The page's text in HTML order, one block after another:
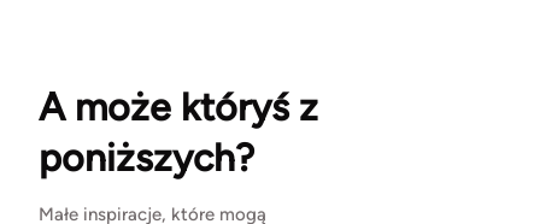
A może któryś z
poniższych?
Małe inspiracje, które mogą